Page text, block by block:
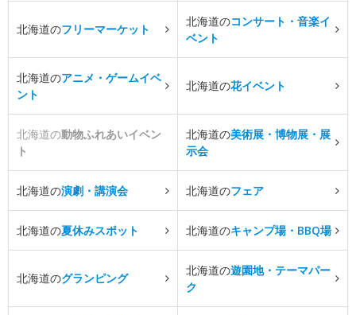
北海道のフリーマーケット
北海道のコンサート・音楽イ
ベント
北海道のアニメ・ゲームイベ
ント
北海道の花イベント
北海道の動物ふれあいイベン
ト
北海道の美術展・博物展・展
示会
北海道の演劇・講演会 北海道のフェア
北海道の夏休みスポット 北海道のキャンプ場・BBQ場
北海道のグランピング
北海道の遊園地・テーマパー
ク